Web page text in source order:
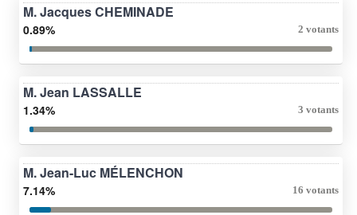
M. Jacques CHEMINADE
0.89% 2 votants
M. Jean LASSALLE
1.34% 3 votants
M. Jean-Luc MÉLENCHON
7.14% 16 votants